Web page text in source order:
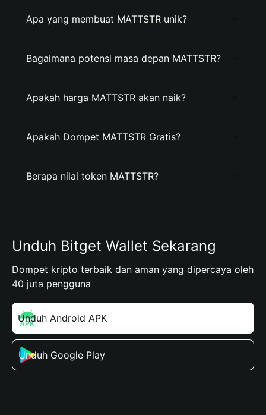
Apa yang membuat MATTSTR unik?
Bagaimana potensi masa depan MATTSTR?
Apakah harga MATTSTR akan naik?
Apakah Dompet MATTSTR Gratis?
Berapa nilai token MATTSTR?
Unduh Bitget Wallet Sekarang
Dompet kripto terbaik dan aman yang dipercaya oleh
40 juta pengguna
Unduh Android APK
Unduh Google Play